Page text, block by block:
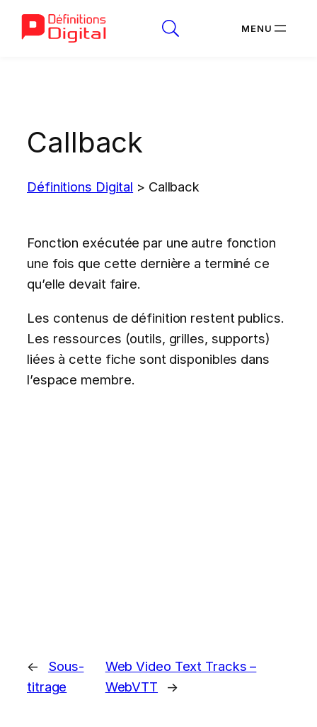
Callback
Définitions Digital > Callback
Fonction exécutée par une autre fonction
une fois que cette dernière a terminé ce
qu’elle devait faire.
Les contenus de définition restent publics.
Les ressources (outils, grilles, supports)
liées à cette fiche sont disponibles dans
l’espace membre.
←
Sous-
titrage
Web Video Text Tracks –
WebVTT
→